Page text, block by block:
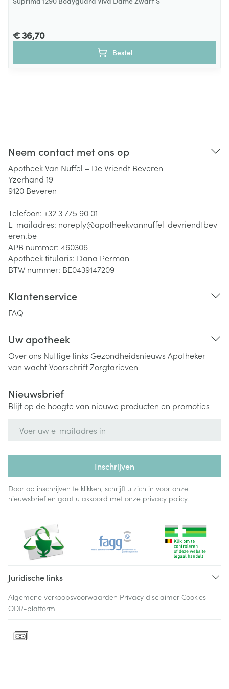
€ 36,70
Bestel
Neem contact met ons op
Apotheek Van Nuffel – De Vriendt Beveren
Yzerhand 19
9120 Beveren
Telefoon: +32 3 775 90 01
E-mailadres: noreply@apotheekvannuffel-devriendtbev
eren.be
APB nummer: 460306
Apotheek titularis: Dana Perman
BTW nummer: BE0439147209
Klantenservice
FAQ
Uw apotheek
Over ons Nuttige links Gezondheidsnieuws Apotheker
van wachtVoorschriftZorgtarieven
Nieuwsbrief
Blijf op de hoogte van nieuwe producten en promoties
Inschrijven
Door op inschrijven te klikken, schrijft u zich in voor onze
nieuwsbrief en gaat u akkoord met onze privacy policy.
Juridische links
Algemene verkoopsvoorwaarden Privacy disclaimer Cookies
ODR-platform